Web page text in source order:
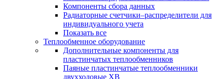
Компоненты сбора данных
Радиаторные счетчики–распределители для
индивидуального учета
Показать все
Теплообменное оборудование
Дополнительные компоненты для
пластинчатых теплообменников
Паяные пластинчатые теплообменники
двухходовые XB